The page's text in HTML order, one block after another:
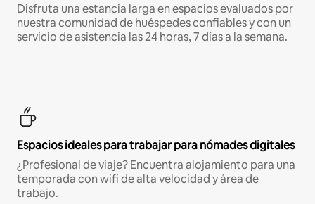
Disfruta una estancia larga en espacios evaluados por
nuestra comunidad de huéspedes confiables y con un
servicio de asistencia las 24 horas, 7 días a la semana.
Espacios ideales para trabajar para nómades digitales
¿Profesional de viaje? Encuentra alojamiento para una
temporada con wifi de alta velocidad y área de
trabajo.